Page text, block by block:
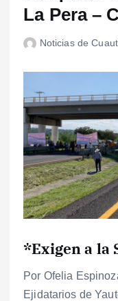
La Pera –
Noticias de
*Exigen a la
Por Ofelia
Ejidatarios de